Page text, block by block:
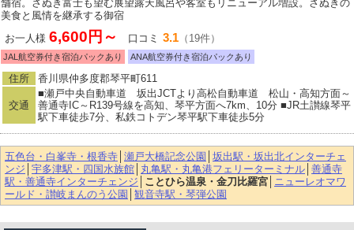
舗宿。さぬき富士も望む展望露天風呂や客室もリニューアル増設。さぬきの
美食と風情を継承する御宿
お一人様 6,600円～ 口コミ 3.1 （19件）
JAL航空券付き宿泊パックあり ANA航空券付き宿泊パックあり
住所 香川県仲多度郡琴平町611
交通
■瀬戸中央自動車道 坂出JCTより高松自動車道 松山・高知方面～
善通寺IC～R139号線を高知、琴平方面へ7km、10分 ■JR土讃線琴平
駅下車徒歩7分、私鉄コトデン琴平駅下車徒歩5分
五色台・白峯寺・根香寺 瀬戸大橋記念公園
坂出駅・坂出北インターチェ
ンジ 宇多津駅・四国水族館 丸亀駅・丸亀港フェリーターミナル 善通寺
駅・善通寺インターチェンジ
ことひら温泉・金刀比羅宮 ニューレオマワ
ールド・讃岐まんのう公園
観音寺駅・琴弾公園